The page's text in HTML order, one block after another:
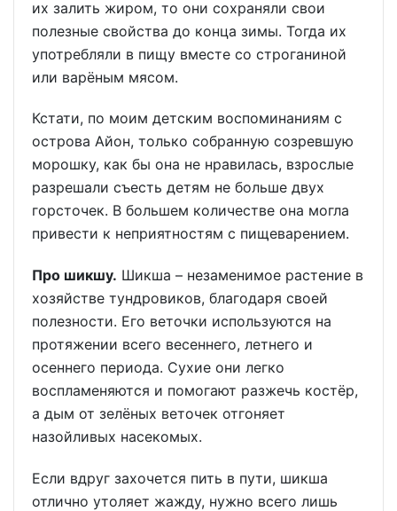
их залить жиром, то они сохраняли свои
полезные свойства до конца зимы. Тогда их
употребляли в пищу вместе со строганиной
или варёным мясом.
Кстати, по моим детским воспоминаниям с
острова Айон, только собранную созревшую
морошку, как бы она не нравилась, взрослые
разрешали съесть детям не больше двух
горсточек. В большем количестве она могла
привести к неприятностям с пищеварением.
Про шикшу. Шикша – незаменимое растение в
хозяйстве тундровиков, благодаря своей
полезности. Его веточки используются на
протяжении всего весеннего, летнего и
осеннего периода. Сухие они легко
воспламеняются и помогают разжечь костёр,
а дым от зелёных веточек отгоняет
назойливых насекомых.
Если вдруг захочется пить в пути, шикша
отлично утоляет жажду, нужно всего лишь